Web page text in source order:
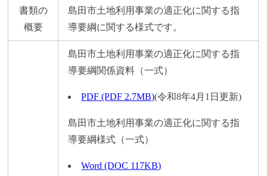
書類の
概要
島田市土地利用事業の適正化に関する指
導要綱に関する様式です。
島田市土地利用事業の適正化に関する指
導要綱関係資料（一式）
PDF (PDF 2.7MB)(令和8年4月1日更新)
島田市土地利用事業の適正化に関する指
導要綱様式（一式）
Word (DOC 117KB)